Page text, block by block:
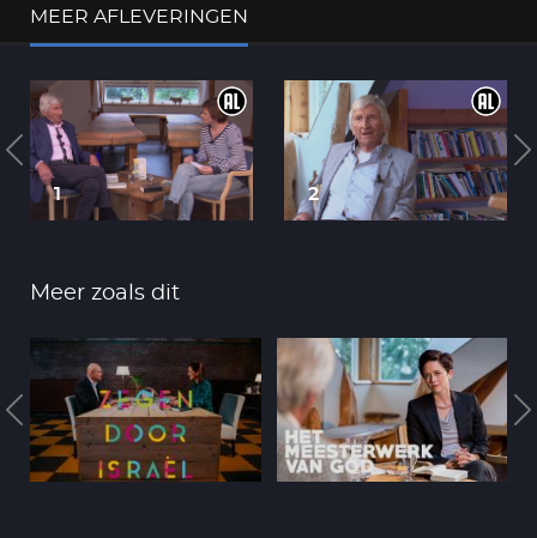
MEER AFLEVERINGEN
1 2
Meer zoals dit